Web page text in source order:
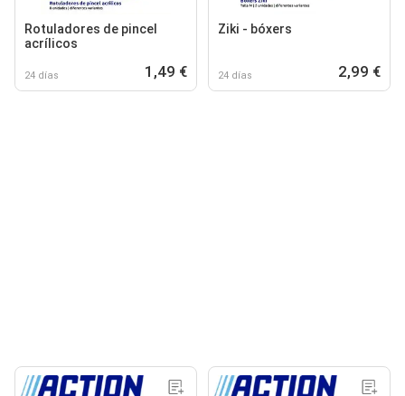
Rotuladores de pincel
acrílicos
24 días 1,49 €
Ziki - bóxers
24 días 2,99 €